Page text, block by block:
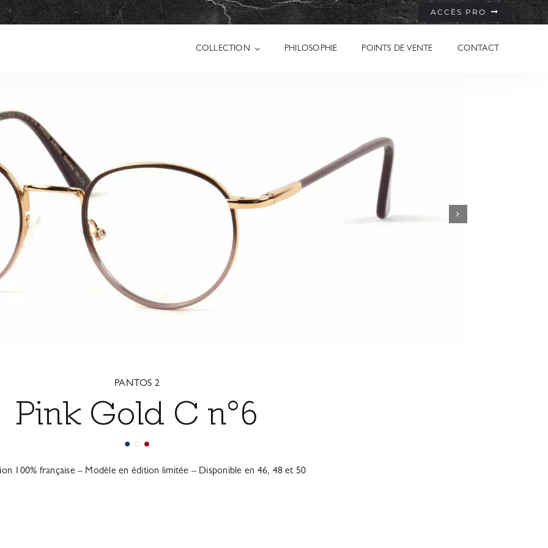
ACCÈS PRO
COLLECTION PHILOSOPHIE POINTS DE VENTE CONTACT
PANTOS 2
Pink Gold C n°6
100% française – Modèle en édition limitée – Disponible en 46, 48 et 50